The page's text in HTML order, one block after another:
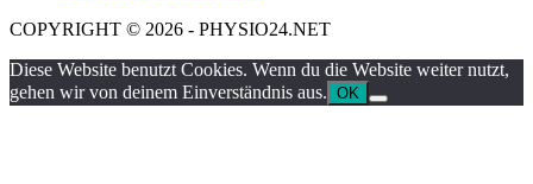
COPYRIGHT © 2026 - PHYSIO24.NET
Diese Website benutzt Cookies. Wenn du die Website weiter nutzt,
gehen wir von deinem Einverständnis aus. OK